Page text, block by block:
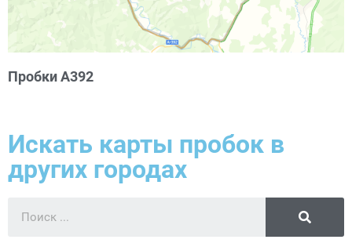
Пробки А392
Искать карты пробок в
других городах